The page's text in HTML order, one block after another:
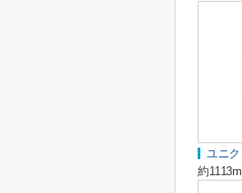
ユニ
約